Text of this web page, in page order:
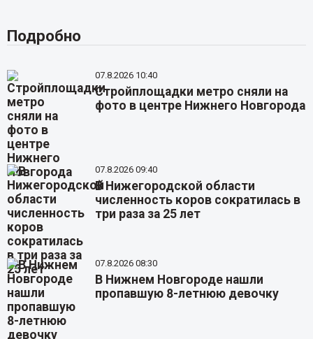
Подробно
07.8.2026 10:40
Стройплощадки метро сняли на
фото в центре Нижнего Новгорода
07.8.2026 09:40
В Нижегородской области
численность коров сократилась в
три раза за 25 лет
07.8.2026 08:30
В Нижнем Новгороде нашли
пропавшую 8-летнюю девочку